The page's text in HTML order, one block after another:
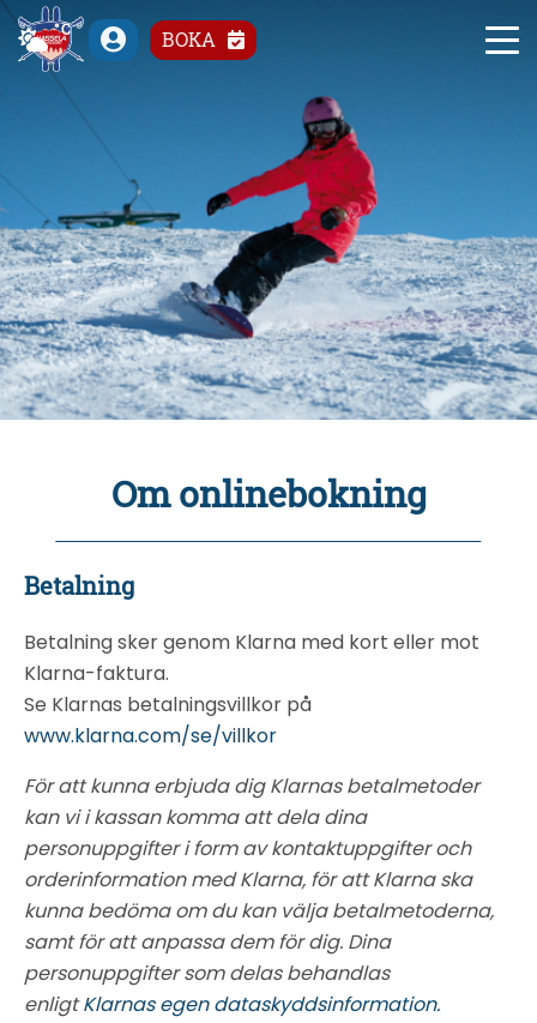
°C BOKA
Om onlinebokning
Betalning
Betalning sker genom Klarna med kort eller mot
Klarna-faktura.
Se Klarnas betalningsvillkor på
www.klarna.com/se/villkor
För att kunna erbjuda dig Klarnas betalmetoder
kan vi i kassan komma att dela dina
personuppgifter i form av kontaktuppgifter och
orderinformation med Klarna, för att Klarna ska
kunna bedöma om du kan välja betalmetoderna,
samt för att anpassa dem för dig. Dina
personuppgifter som delas behandlas
enligtKlarnas egen dataskyddsinformation.